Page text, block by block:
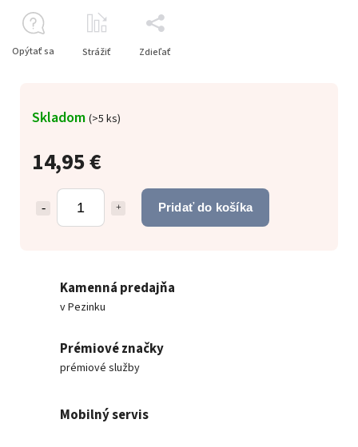
14,95 €
Pridať do košíka
Skladom (>5 ks)
Opýtať sa Strážiť Zdieľať
Kamenná predajňa
v Pezinku
Prémiové značky
prémiové služby
Mobilný servis